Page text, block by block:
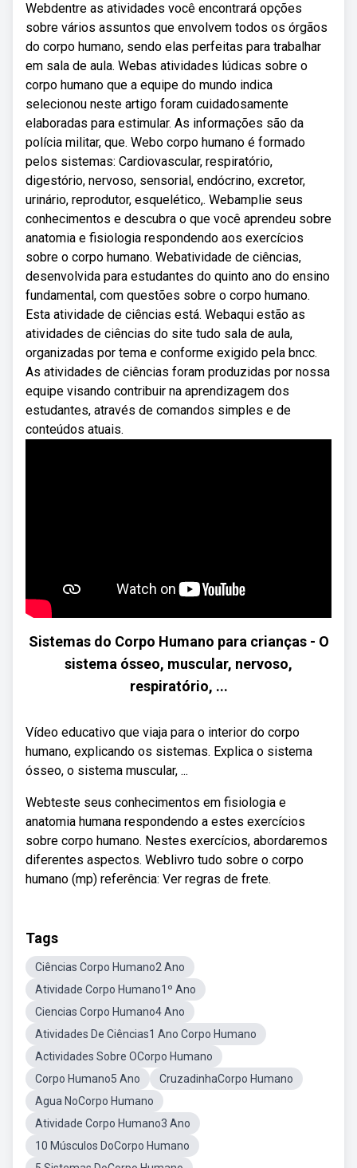
Webdentre as atividades você encontrará opções
sobre vários assuntos que envolvem todos os órgãos
do corpo humano, sendo elas perfeitas para trabalhar
em sala de aula. Webas atividades lúdicas sobre o
corpo humano que a equipe do mundo indica
selecionou neste artigo foram cuidadosamente
elaboradas para estimular. As informações são da
polícia militar, que. Webo corpo humano é formado
pelos sistemas: Cardiovascular, respiratório,
digestório, nervoso, sensorial, endócrino, excretor,
urinário, reprodutor, esquelético,. Webamplie seus
conhecimentos e descubra o que você aprendeu sobre
anatomia e fisiologia respondendo aos exercícios
sobre o corpo humano. Webatividade de ciências,
desenvolvida para estudantes do quinto ano do ensino
fundamental, com questões sobre o corpo humano.
Esta atividade de ciências está. Webaqui estão as
atividades de ciências do site tudo sala de aula,
organizadas por tema e conforme exigido pela bncc.
As atividades de ciências foram produzidas por nossa
equipe visando contribuir na aprendizagem dos
estudantes, através de comandos simples e de
conteúdos atuais.
Sistemas do Corpo Humano para crianças - O
sistema ósseo, muscular, nervoso,
respiratório, ...
Vídeo educativo que viaja para o interior do corpo
humano, explicando os sistemas. Explica o sistema
ósseo, o sistema muscular, ...
Webteste seus conhecimentos em fisiologia e
anatomia humana respondendo a estes exercícios
sobre corpo humano. Nestes exercícios, abordaremos
diferentes aspectos. Weblivro tudo sobre o corpo
humano (mp) referência: Ver regras de frete.
Tags
Ciências Corpo Humano2 Ano
Atividade Corpo Humano1º Ano
Ciencias Corpo Humano4 Ano
Atividades De Ciências1 Ano Corpo Humano
Actividades Sobre OCorpo Humano
Corpo Humano5 Ano
CruzadinhaCorpo Humano
Agua NoCorpo Humano
Atividade Corpo Humano3 Ano
10 Músculos DoCorpo Humano